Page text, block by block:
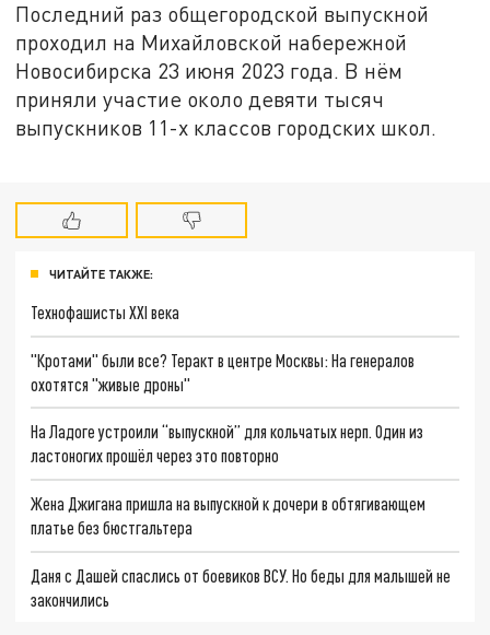
Последний раз общегородской выпускной
проходил на Михайловской набережной
Новосибирска 23 июня 2023 года. В нём
приняли участие около девяти тысяч
выпускников 11-х классов городских школ.
ЧИТАЙТЕ ТАКЖЕ:
Технофашисты XXI века
"Кротами" были все? Теракт в центре Москвы: На генералов
охотятся "живые дроны"
На Ладоге устроили “выпускной” для кольчатых нерп. Один из
ластоногих прошёл через это повторно
Жена Джигана пришла на выпускной к дочери в обтягивающем
платье без бюстгальтера
Даня с Дашей спаслись от боевиков ВСУ. Но беды для малышей не
закончились